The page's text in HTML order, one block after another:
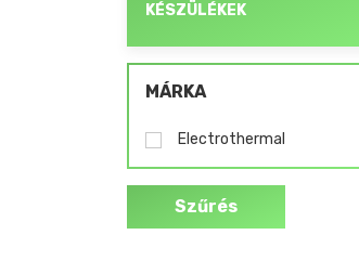
KÉSZÜLÉKEK
MÁRKA
Electrothermal
Szűrés